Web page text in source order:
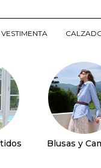
VESTIMENTA
Blusas y